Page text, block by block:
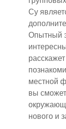
Су
Опытный
местной
вы
нового и